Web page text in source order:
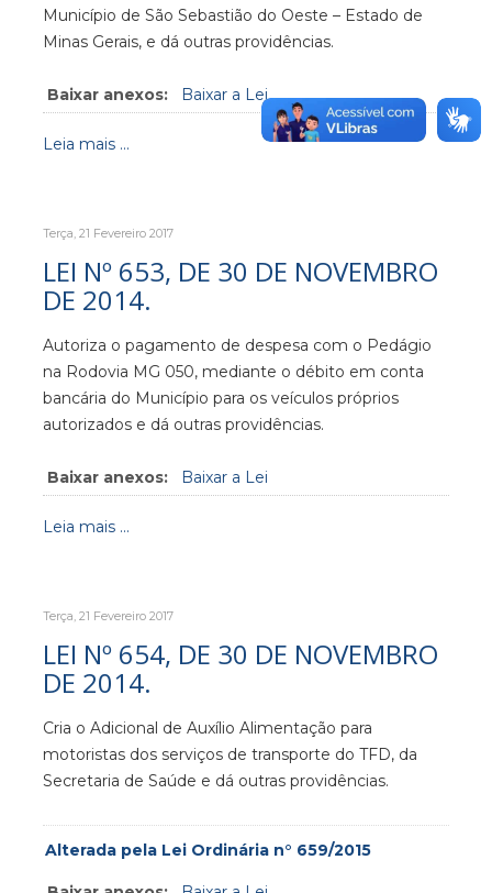
Município de São Sebastião do Oeste – Estado de
Minas Gerais, e dá outras providências.
Baixar anexos: Baixar a Lei
Leia mais ...
Terça, 21 Fevereiro 2017
LEI Nº 653, DE 30 DE NOVEMBRO
DE 2014.
Autoriza o pagamento de despesa com o Pedágio
na Rodovia MG 050, mediante o débito em conta
bancária do Município para os veículos próprios
autorizados e dá outras providências.
Baixar anexos: Baixar a Lei
Leia mais ...
Terça, 21 Fevereiro 2017
LEI Nº 654, DE 30 DE NOVEMBRO
DE 2014.
Cria o Adicional de Auxílio Alimentação para
motoristas dos serviços de transporte do TFD, da
Secretaria de Saúde e dá outras providências.
Alterada pela Lei Ordinária n° 659/2015